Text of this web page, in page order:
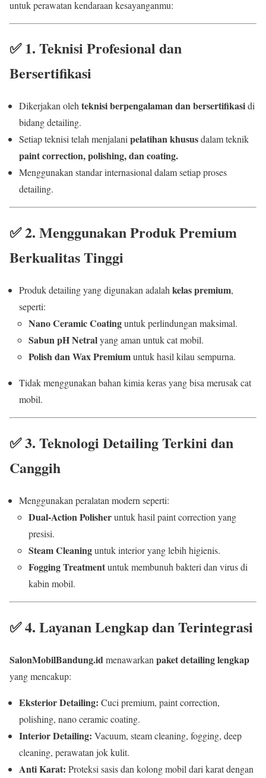
untuk perawatan kendaraan kesayanganmu:
✅1. Teknisi Profesional dan
Bersertifikasi
Dikerjakan olehteknisi berpengalaman dan bersertifikasidi
bidang detailing.
Setiap teknisi telah menjalanipelatihan khususdalam teknik
paint correction, polishing, dan coating.
Menggunakan standar internasional dalam setiap proses
detailing.
✅2. Menggunakan Produk Premium
Berkualitas Tinggi
Produk detailing yang digunakan adalah kelas premium,
seperti:
Nano Ceramic Coatinguntuk perlindungan maksimal.
Sabun pH Netralyang aman untuk cat mobil.
Polish dan Wax Premiumuntuk hasil kilau sempurna.
Tidak menggunakan bahan kimia keras yang bisa merusak cat
mobil.
✅3. Teknologi Detailing Terkini dan
Canggih
Menggunakan peralatan modern seperti:
Dual-Action Polisheruntuk hasil paint correction yang
presisi.
Steam Cleaninguntuk interior yang lebih higienis.
Fogging Treatmentuntuk membunuh bakteri dan virus di
kabin mobil.
✅4. Layanan Lengkap dan Terintegrasi
SalonMobilBandung.idmenawarkan paket detailing lengkap
yang mencakup:
Eksterior Detailing: Cuci premium, paint correction,
polishing, nano ceramic coating.
Interior Detailing: Vacuum, steam cleaning, fogging, deep
cleaning, perawatan jok kulit.
Anti Karat: Proteksi sasis dan kolong mobil dari karat dengan